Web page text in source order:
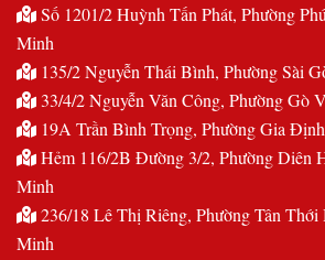
Số 1201/2 Huỳnh Tấn Phát, Phường
Minh
135/2 Nguyễn Thái Bình, Phường Sài
33/4/2 Nguyễn Văn Công, Phường Gò
19A Trần Bình Trọng, Phường Gia
Hẻm 116/2B Đường 3/2, Phường Diên
Minh
236/18 Lê Thị Riêng, Phường Tân
Minh